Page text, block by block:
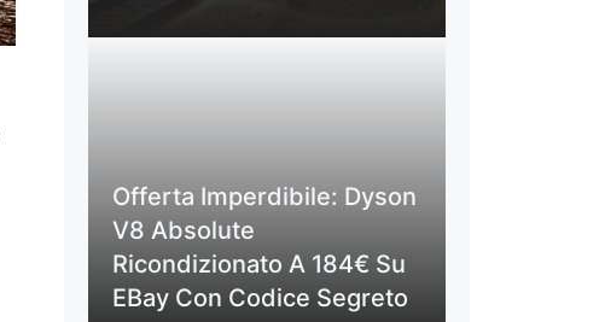
Offerta Imperdibile: Dyson
V8 Absolute
Ricondizionato A 184€ Su
EBay Con Codice Segreto